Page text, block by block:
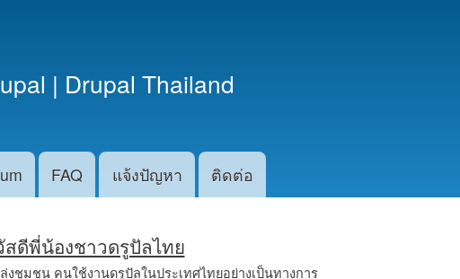
หลัก
| Drupal Thailand
FAQ แจ้งปัญหา ติดต่อ
สดีพี่น้องชาวดรูปัลไทย
งชุมชน คนใช้งานดรูปัลในประเทศไทยอย่างเป็นทางการ